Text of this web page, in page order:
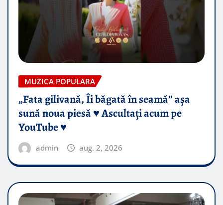
MUZICA POPULARA
„Fata gilivană, Îi băgată în seamă” așa
sună noua piesă ♥️ Ascultați acum pe
YouTube ♥️
admin aug. 2, 2026